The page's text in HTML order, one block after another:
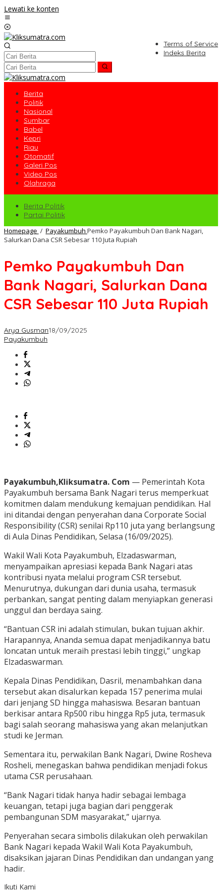
Lewati ke konten
Terms of Service
Indeks Berita
Berita
Politik
Nasional
Sumbar
Babel
Kepri
Riau
Otomatif
Galeri Pos
Video Pos
Olahraga
Berita Politik
Partai Politik
Homepage / Payakumbuh Pemko Payakumbuh Dan Bank Nagari,
Salurkan Dana CSR Sebesar 110 Juta Rupiah
Pemko Payakumbuh Dan
Bank Nagari, Salurkan Dana
CSR Sebesar 110 Juta Rupiah
Arya Gusman18/09/2025
Payakumbuh
Payakumbuh,Kliksumatra. Com — Pemerintah Kota
Payakumbuh bersama Bank Nagari terus memperkuat
komitmen dalam mendukung kemajuan pendidikan. Hal
ini ditandai dengan penyerahan dana Corporate Social
Responsibility (CSR) senilai Rp110 juta yang berlangsung
di Aula Dinas Pendidikan, Selasa (16/09/2025).
Wakil Wali Kota Payakumbuh, Elzadaswarman,
menyampaikan apresiasi kepada Bank Nagari atas
kontribusi nyata melalui program CSR tersebut.
Menurutnya, dukungan dari dunia usaha, termasuk
perbankan, sangat penting dalam menyiapkan generasi
unggul dan berdaya saing.
“Bantuan CSR ini adalah stimulan, bukan tujuan akhir.
Harapannya, Ananda semua dapat menjadikannya batu
loncatan untuk meraih prestasi lebih tinggi,” ungkap
Elzadaswarman.
Kepala Dinas Pendidikan, Dasril, menambahkan dana
tersebut akan disalurkan kepada 157 penerima mulai
dari jenjang SD hingga mahasiswa. Besaran bantuan
berkisar antara Rp500 ribu hingga Rp5 juta, termasuk
bagi salah seorang mahasiswa yang akan melanjutkan
studi ke Jerman.
Sementara itu, perwakilan Bank Nagari, Dwine Rosheva
Rosheli, menegaskan bahwa pendidikan menjadi fokus
utama CSR perusahaan.
“Bank Nagari tidak hanya hadir sebagai lembaga
keuangan, tetapi juga bagian dari penggerak
pembangunan SDM masyarakat,” ujarnya.
Penyerahan secara simbolis dilakukan oleh perwakilan
Bank Nagari kepada Wakil Wali Kota Payakumbuh,
disaksikan jajaran Dinas Pendidikan dan undangan yang
hadir.
Ikuti Kami